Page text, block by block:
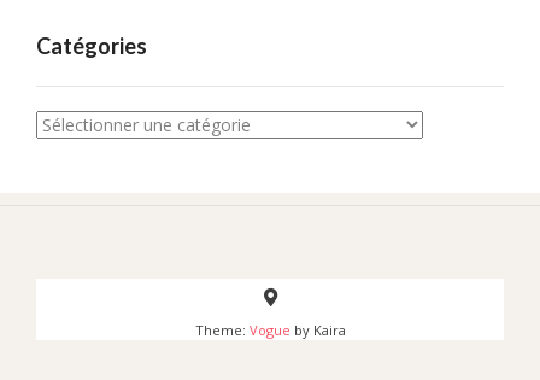
Catégories
Catégories
Theme: Vogue by Kaira